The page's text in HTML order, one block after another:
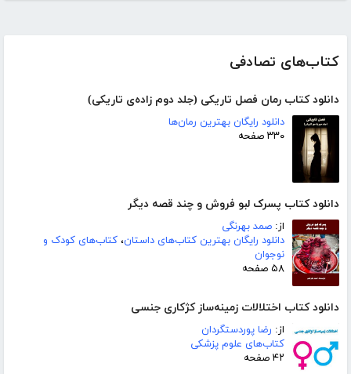
کتاب‌های تصادفی
دانلود کتاب رمان فصل تاریکی (جلد دوم زاده‌ی تاریکی)
دانلود رایگان بهترین رمان‌ها
۳۳۰ صفحه
دانلود کتاب پسرک لبو فروش و چند قصه دیگر
از: صمد بهرنگی
دانلود رایگان بهترین کتاب‌های داستان، کتاب‌های کودک و
نوجوان
۵۸ صفحه
دانلود کتاب اختلالات زمینه‌ساز کژکاری جنسی
از: رضا پوردستگردان
کتاب‌های علوم پزشکی
۴۲ صفحه